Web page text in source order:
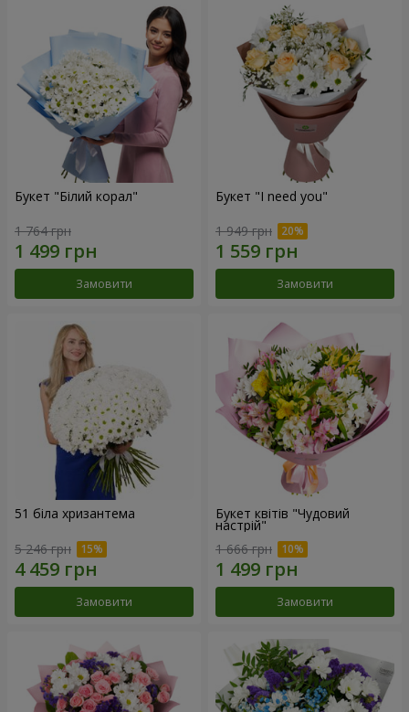
Букет "Білий корал"
1 764 грн
Замовити
Букет "I need you"
1 949 грн
Замовити
51 біла хризантема
5 246 грн
Замовити
Букет квітів "Чудовий
настрій"
1 666 грн
Замовити